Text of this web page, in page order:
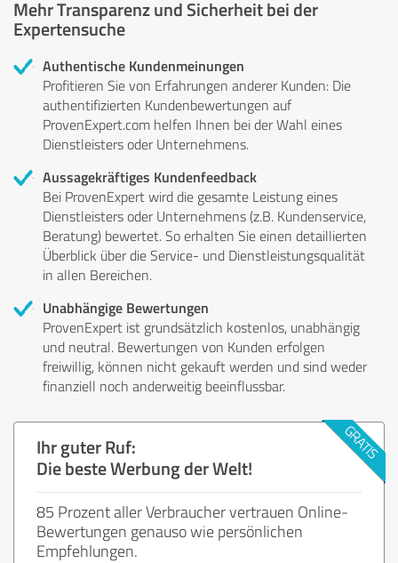
Mehr Transparenz und Sicherheit bei der
Expertensuche
Authentische Kundenmeinungen
Profitieren Sie von Erfahrungen anderer Kunden: Die
authentifizierten Kundenbewertungen auf
ProvenExpert.com helfen Ihnen bei der Wahl eines
Dienstleisters oder Unternehmens.
Aussagekräftiges Kundenfeedback
Bei ProvenExpert wird die gesamte Leistung eines
Dienstleisters oder Unternehmens (z.B. Kundenservice,
Beratung) bewertet. So erhalten Sie einen detaillierten
Überblick über die Service- und Dienstleistungsqualität
in allen Bereichen.
Unabhängige Bewertungen
ProvenExpert ist grundsätzlich kostenlos, unabhängig
und neutral. Bewertungen von Kunden erfolgen
freiwillig, können nicht gekauft werden und sind weder
finanziell noch anderweitig beeinflussbar.
Ihr guter Ruf:
Die beste Werbung der Welt!
85 Prozent aller Verbraucher vertrauen Online-
Bewertungen genauso wie persönlichen
Empfehlungen.